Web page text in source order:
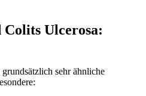
Ulcerosa:
sehr ähnliche